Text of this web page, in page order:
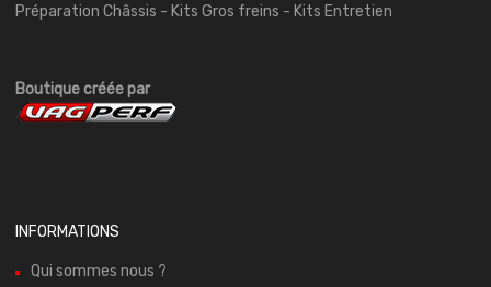
Préparation Châssis - Kits Gros freins - Kits Entretien
Boutique créée par
INFORMATIONS
Qui sommes nous ?